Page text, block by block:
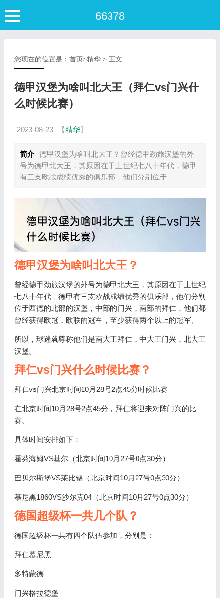
66378
您现在的位置是： 首页>精华> 正文
德甲汉堡为啥叫北大王（拜仁vs门兴什
么时候比赛）
2023-08-23 【精华】
简介 德甲汉堡为啥叫北大王？曾经德甲劲旅汉堡的外
号为德甲北大王，其原因在于上世纪七八十年代，德甲
有三支欧战成绩优秀的俱乐部，他们分别位于
德甲汉堡为啥叫北大王？
曾经德甲劲旅汉堡的外号为德甲北大王，其原因在于上世纪
七八十年代，德甲有三支欧战成绩优秀的俱乐部，他们分别
位于西德的北部的汉堡，中部的门兴，南部的拜仁，他们都
曾经获得欧冠，欧联的冠军，至少获得两个以上的冠军。
所以，球迷就尊称他们是南大王拜仁，中大王门兴，北大王
汉堡。
拜仁vs门兴什么时候比赛？
拜仁vs门兴北京时间10月28号2点45分时候比赛
在北京时间10月28号2点45分，拜仁将迎来对阵门兴的比
赛。
具体时间安排如下：
霍芬海姆VS基尔（北京时间10月27号0点30分）
巴贝尔斯堡VS莱比锡（北京时间10月27号0点30分）
慕尼黑1860VS沙尔克04（北京时间10月27号0点30分）
德国超级杯一共几个队？
德国超级杯一共有四个队伍参加，分别是：
拜仁慕尼黑
多特蒙德
门兴格拉德堡